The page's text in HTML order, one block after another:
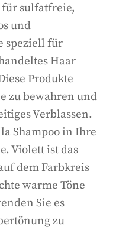
für sulfatfreie,
und
speziell für
Haar
Produkte
zu bewahren und
Verblassen.
Shampoo in Ihre
Violett ist das
dem Farbkreis
warme Töne
Sie es
zu